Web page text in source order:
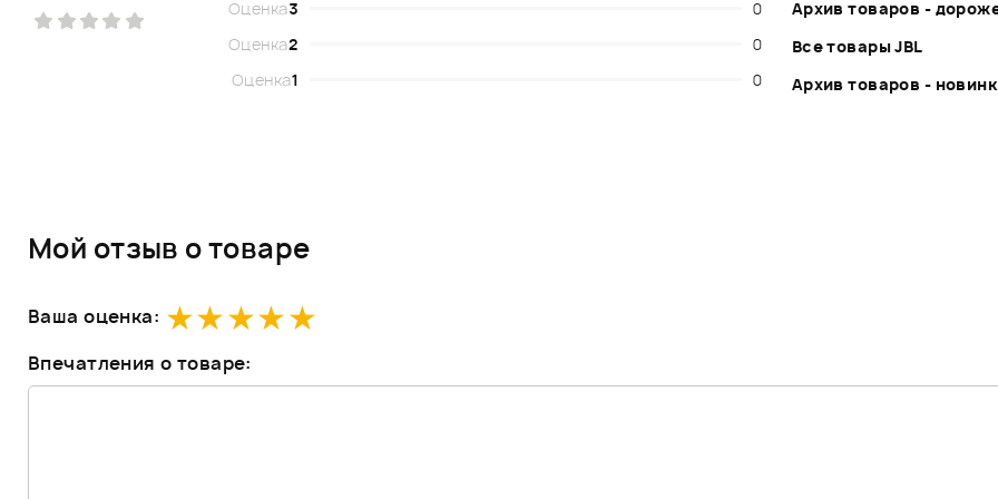
Оценка3
0
Оценка2
0
Оценка1 0
Архив товаров -
Все товары JBL
Архив товаров -
Мой отзыв о товаре
Ваша оценка:
Впечатления о товаре: